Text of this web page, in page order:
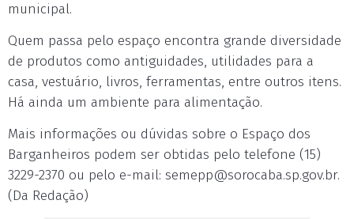
municipal.
Quem passa pelo espaço encontra grande diversidade
de produtos como antiguidades, utilidades para a
casa, vestuário, livros, ferramentas, entre outros itens.
Há ainda um ambiente para alimentação.
Mais informações ou dúvidas sobre o Espaço dos
Barganheiros podem ser obtidas pelo telefone (15)
3229-2370 ou pelo e-mail: semepp@sorocaba.sp.gov.br.
(Da Redação)